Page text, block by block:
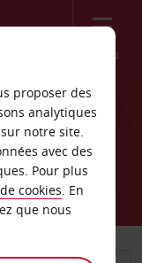
Menu
Salam
proposer des
analytiques
notre site.
avec des
Pour plus
cookies. En
que nous